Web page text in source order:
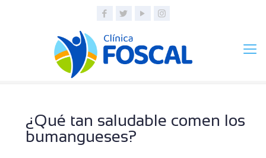
¿Qué tan saludable comen los
bumangueses?